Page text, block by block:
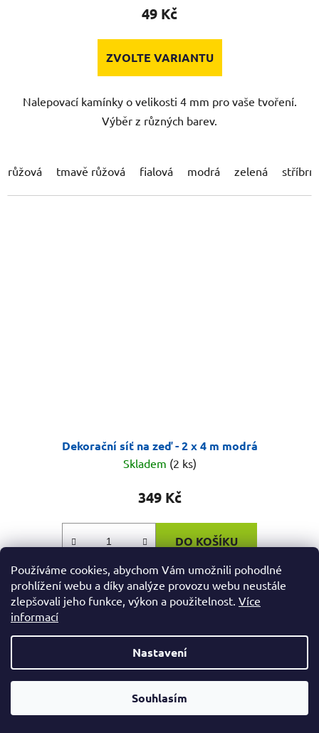
Používáme cookies, abychom Vám umožnili pohodlné
prohlížení webu a díky analýze provozu webu neustále
zlepšovali jeho funkce, výkon a použitelnost. Více
informací
Nastavení
Souhlasím
Od čtvrtka 6.8. do úterý 11.8. máme mimořádně zavřeno.
49 Kč
ZVOLTE VARIANTU
Nalepovací kamínky o velikosti 4 mm pro vaše tvoření.
Výběr z různých barev.
růžová tmavě růžová fialová modrá zelená
Dekorační síť na zeď - 2 x 4 m modrá
Skladem (2 ks)
349 Kč
DO KOŠÍKU
Dekorační síť na zeď je krásným doplňkem pro váš
domov. Dekorační sítě mohou sloužit k zavěšení obrázků
vašich dětí ale i fotek, balónků či pohledů.